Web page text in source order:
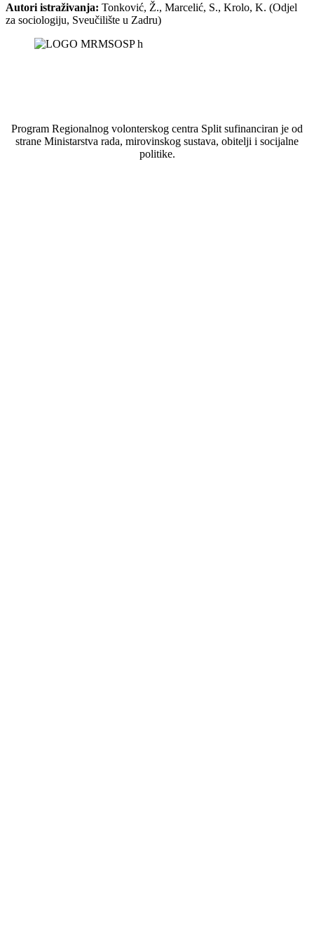
Autori istraživanja: Tonković, Ž., Marcelić, S., Krolo, K. (Odjel
za sociologiju, Sveučilište u Zadru)
Program Regionalnog volonterskog centra Split sufinanciran je od
strane Ministarstva rada, mirovinskog sustava, obitelji i socijalne
politike.